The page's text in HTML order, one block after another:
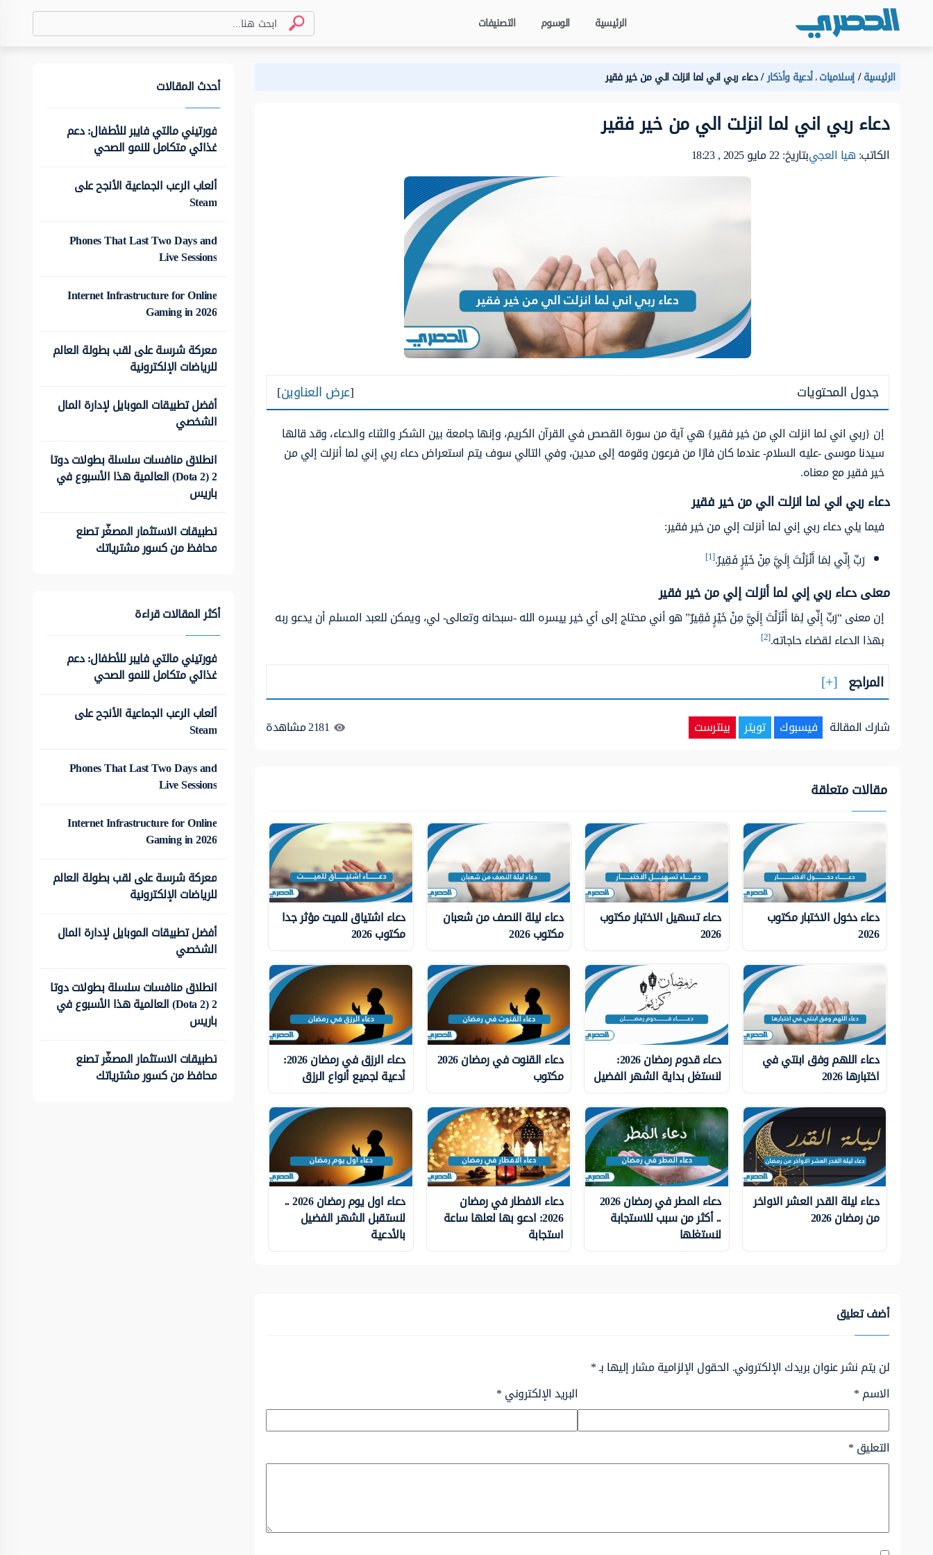
الرئيسية الوسوم التصنيفات
الرئيسية إسلاميات،أدعية وأذكار دعاء ربي اني لما انزلت الي من خير فقير
دعاء ربي اني لما انزلت الي من خير فقير
الكاتب:هيا العجيبتاريخ: 22 مايو 2025 , 18:23
جدول المحتويات [عرض العناوين]
إن {ربي اني لما انزلت الي من خير فقير} هي آية من سورة القصص في القرآن الكريم، وإنها جامعة بين الشكر والثناء والدعاء، وقد قالها
سيدنا موسى -عليه السلام- عندما كان فارًا من فرعون وقومه إلى مدين، وفي التالي سوف يتم استعراض دعاء ربي إني لما أنزلت إلي من
خير فقير مع معناه.
دعاء ربي اني لما انزلت الي من خير فقير
فيما يلي دعاء ربي إني لما أنزلت إلي من خير فقير:
رَبِّ إِنِّي لِمَا أَنْزَلْتَ إِلَيَّ مِنْ خَيْرٍ فَقِيرٌ.[1]
معنى دعاء ربي إني لما أنزلت إلي من خير فقير
إن معنى “رَبِّ إِنِّي لِمَا أَنْزَلْتَ إِلَيَّ مِنْ خَيْرٍ فَقِيرٌ” هو أني محتاج إلى أي خير ييسره الله -سبحانه وتعالى- لي، ويمكن للعبد المسلم أن يدعو ربه
بهذا الدعاء لقضاء حاجاته.[2]
المراجع
شارك المقالة فيسبوك تويتر بينترست 2181مشاهدة
مقالات متعلقة
دعاء دخول الاختبار مكتوب
2026
دعاء تسهيل الاختبار مكتوب
2026
دعاء ليلة النصف من شعبان
مكتوب 2026
دعاء اشتياق للميت مؤثر جدا
مكتوب 2026
دعاء اللهم وفق ابنتي في
اختبارها 2026
دعاء قدوم رمضان 2026:
لنستغل بداية الشهر الفضيل
دعاء القنوت في رمضان 2026
مكتوب
دعاء الرزق في رمضان 2026:
أدعية لجميع أنواع الرزق
دعاء ليلة القدر العشر الاواخر
من رمضان 2026
دعاء المطر في رمضان 2026
.. أكثر من سبب للاستجابة
لنستغلها
دعاء الافطار في رمضان
2026: ادعو بها لعلها ساعة
استجابة
دعاء اول يوم رمضان 2026 ..
لنستقبل الشهر الفضيل
بالأدعية
أضف تعليق
لن يتم نشر عنوان بريدك الإلكتروني. الحقول الإلزامية مشار إليها بـ*
الاسم* البريد الإلكتروني*
التعليق*
أحدث المقالات
فورتيني مالتي فايبر للأطفال: دعم
غذائي متكامل للنمو الصحي
ألعاب الرعب الجماعية الأنجح على
Steam
Phones That Last Two Days and
Live Sessions
Internet Infrastructure for Online
Gaming in 2026
معركة شرسة على لقب بطولة العالم
للرياضات الإلكترونية
أفضل تطبيقات الموبايل لإدارة المال
الشخصي
انطلاق منافسات سلسلة بطولات دوتا
2 (Dota 2) العالمية هذا الأسبوع في
باريس
تطبيقات الاستثمار المصغّر تصنع
محافظ من كسور مشترياتك
أكثر المقالات قراءة
فورتيني مالتي فايبر للأطفال: دعم
غذائي متكامل للنمو الصحي
ألعاب الرعب الجماعية الأنجح على
Steam
Phones That Last Two Days and
Live Sessions
Internet Infrastructure for Online
Gaming in 2026
معركة شرسة على لقب بطولة العالم
للرياضات الإلكترونية
أفضل تطبيقات الموبايل لإدارة المال
الشخصي
انطلاق منافسات سلسلة بطولات دوتا
2 (Dota 2) العالمية هذا الأسبوع في
باريس
تطبيقات الاستثمار المصغّر تصنع
محافظ من كسور مشترياتك